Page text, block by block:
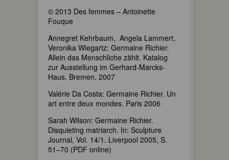
© 2013 Des femmes – Antoinette
Fouque
Annegret Kehrbaum, Angela Lammert,
Veronika Wiegartz: Germaine Richier.
Allein das Menschliche zählt. Katalog
zur Ausstellung im Gerhard-Marcks-
Haus, Bremen, 2007
Valérie Da Costa: Germaine Richier. Un
art entre deux mondes. Paris 2006
Sarah Wilson: Germaine Richier.
Disquieting matriarch. In: Sculpture
Journal, Vol. 14/1. Liverpool 2005, S.
51–70 (PDF online)